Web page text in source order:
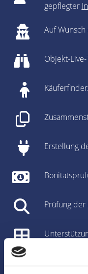
gepflegter
Auf
Objekt-
Erstellung
Prüfung der